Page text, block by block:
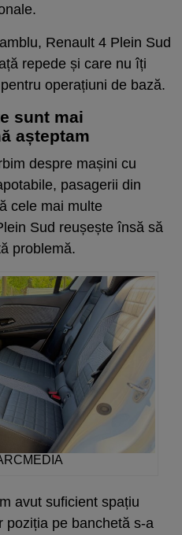
Renault 4 Plein Sud
repede și care nu îți
operațiuni de bază.
sunt mai
așteptam
despre mașini cu
pasagerii din
cele mai multe
Sud reușește însă să
problemă.
avut suficient spațiu
poziția pe banchetă s-a